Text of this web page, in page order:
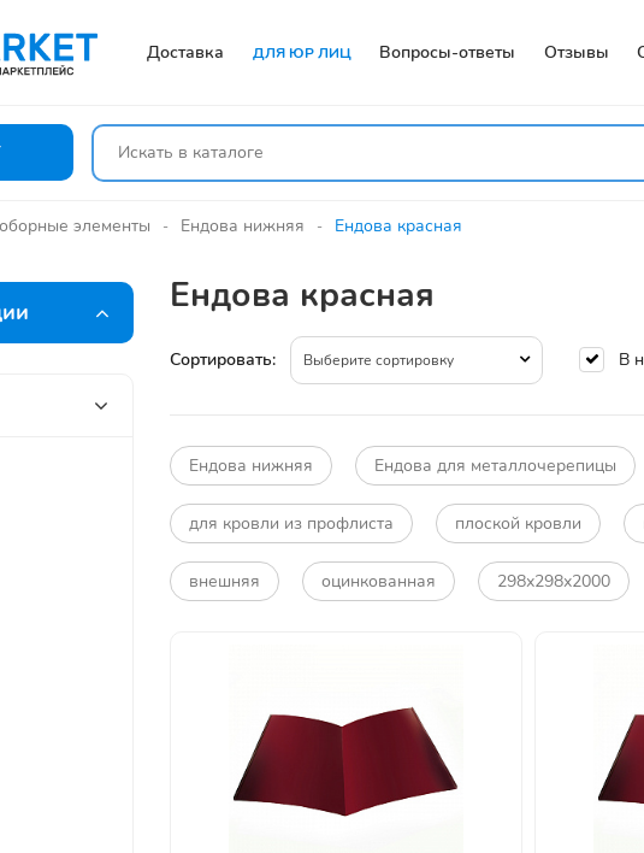
Доставка ДЛЯ ЮР ЛИЦ Вопросы-ответы Отзывы
элементы Ендова нижняя Ендова красная
Ендова красная
Сортировать: Выберите сортировку В
Ендова нижняя Ендова для металлочерепицы
для кровли из профлиста плоской кровли
внешняя оцинкованная 298х298х2000